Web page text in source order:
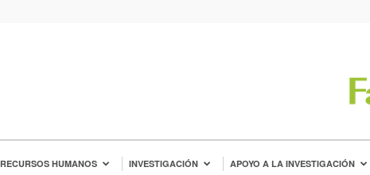
RECURSOS HUMANOS INVESTIGACIÓN APOYO A LA INVESTIGACIÓN